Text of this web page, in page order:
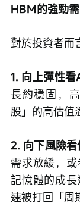
HBM的強勁
對於投資者而
1. 向上彈性看
長約穩固，
股」的高估值
2. 向下風險看
需求放緩，
記憶體的成
速被打回「周